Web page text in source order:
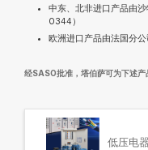
中东、北非进口产品由
0344）
欧洲进口产品由法国分
经SASO批准，塔伯萨可为下述产
低压电